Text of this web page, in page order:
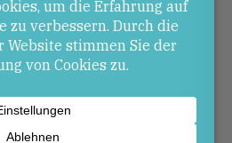
Ganztagsangebote. Die
2026 könnte